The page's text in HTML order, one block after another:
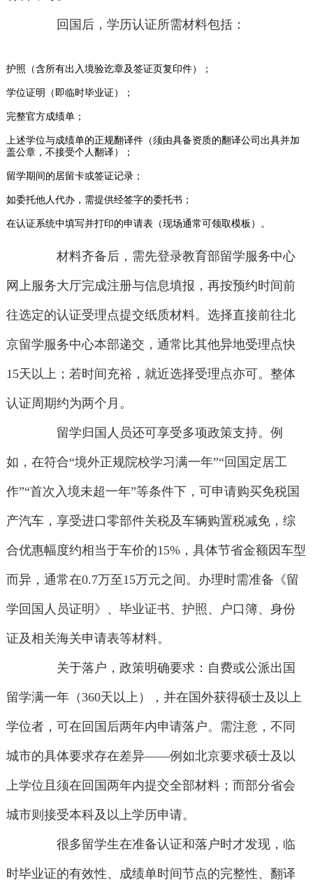
回国后，学历认证所需材料包括：
护照（含所有出入境验讫章及签证页复印件）；
学位证明（即临时毕业证）；
完整官方成绩单；
上述学位与成绩单的正规翻译件（须由具备资质的翻译公司出具并加
盖公章，不接受个人翻译）；
留学期间的居留卡或签证记录；
如委托他人代办，需提供经签字的委托书；
在认证系统中填写并打印的申请表（现场通常可领取模板）。
材料齐备后，需先登录教育部留学服务中心
网上服务大厅完成注册与信息填报，再按预约时间前
往选定的认证受理点提交纸质材料。选择直接前往北
京留学服务中心本部递交，通常比其他异地受理点快
15天以上；若时间充裕，就近选择受理点亦可。整体
认证周期约为两个月。
留学归国人员还可享受多项政策支持。例
如，在符合“境外正规院校学习满一年”“回国定居工
作”“首次入境未超一年”等条件下，可申请购买免税国
产汽车，享受进口零部件关税及车辆购置税减免，综
合优惠幅度约相当于车价的15%，具体节省金额因车型
而异，通常在0.7万至15万元之间。办理时需准备《留
学回国人员证明》、毕业证书、护照、户口簿、身份
证及相关海关申请表等材料。
关于落户，政策明确要求：自费或公派出国
留学满一年（360天以上），并在国外获得硕士及以上
学位者，可在回国后两年内申请落户。需注意，不同
城市的具体要求存在差异——例如北京要求硕士及以
上学位且须在回国两年内提交全部材料；而部分省会
城市则接受本科及以上学历申请。
很多留学生在准备认证和落户时才发现，临
时毕业证的有效性、成绩单时间节点的完整性、翻译